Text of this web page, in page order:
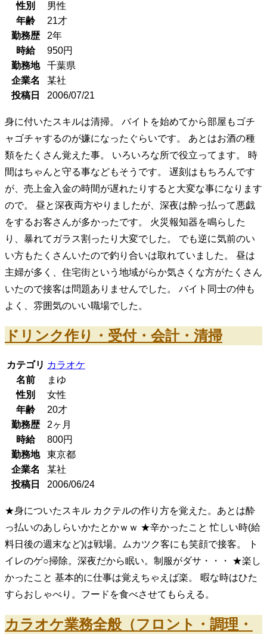
性別
男性
年齢
21才
勤務歴
2年
時給
950円
勤務地
千葉県
企業名
某社
投稿日
2006/07/21
身に付いたスキルは清掃。 バイトを始めてから部屋もゴチ
ャゴチャするのが嫌になったぐらいです。 あとはお酒の種
類をたくさん覚えた事。 いろいろな所で役立ってます。 時
間はちゃんと守る事などもそうです。 遅刻はもちろんです
が、売上金入金の時間が遅れたりすると大変な事になります
ので。 昼と深夜両方やりましたが、深夜は酔っ払って悪戯
をするお客さんが多かったです。 火災報知器を鳴らした
り、暴れてガラス割ったり大変でした。 でも逆に気前のい
い方もたくさんいたので釣り合いは取れていました。 昼は
主婦が多く、住宅街という地域がらか気さくな方がたくさん
いたので接客は問題ありませんでした。 バイト同士の仲も
よく、雰囲気のいい職場でした。
ドリンク作り・受付・会計・清掃
カテゴリ カラオケ
名前
まゆ
性別
女性
年齢
20才
勤務歴
2ヶ月
時給
800円
勤務地
東京都
企業名
某社
投稿日
2006/06/24
★身についたスキル カクテルの作り方を覚えた。あとは酔
っ払いのあしらいかたとかｗｗ ★辛かったこと 忙しい時(給
料日後の週末など)は戦場。ムカツク客にも笑顔で接客。 ト
イレのゲ○掃除。深夜だから眠い。制服がダサ・・・ ★楽し
かったこと 基本的に仕事は覚えちゃえば楽。 暇な時はひた
すらおしゃべり。フードを食べさせてもらえる。
カラオケ業務全般（フロント・調理・